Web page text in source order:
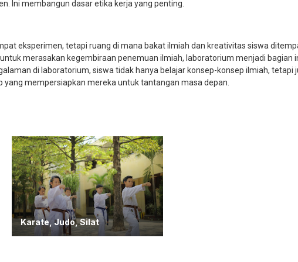
Ini membangun dasar etika kerja yang penting.
eksperimen, tetapi ruang di mana bakat ilmiah dan kreativitas siswa
merasakan kegembiraan penemuan ilmiah, laboratorium menjadi bagian
di laboratorium, siswa tidak hanya belajar konsep-konsep ilmiah, tetapi
mempersiapkan mereka untuk tantangan masa depan.
Karate, Judo, Silat